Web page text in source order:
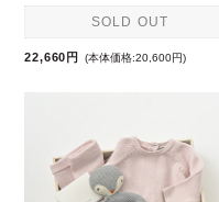
SOLD OUT
22,660円 (本体価格:20,600円)